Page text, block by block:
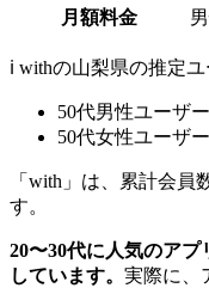
月額料金
ℹ️ withの山梨県の推定
50代男性ユーザ
50代女性ユーザ
「with」は、累計会員
す。
20〜30代に人気のア
しています。 実際に、